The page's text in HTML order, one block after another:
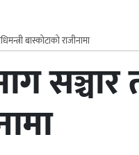
बास्कोटाको राजीनामा
सञ्चार